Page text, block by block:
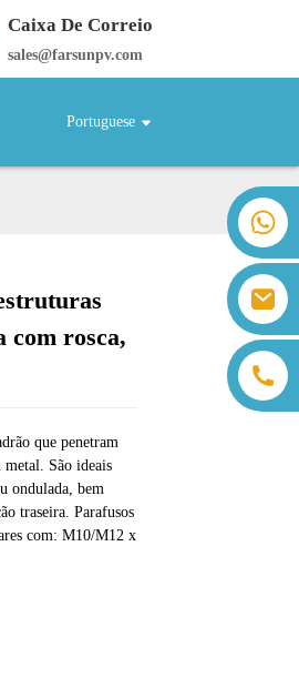
Caixa De Correio
sales@farsunpv.com
Portuguese
18806057002 Sanborn Guo
sales@farsunpv.com
Loading...
Loading...
com rosca,
que penetram
metal. São ideais
ondulada, bem
traseira. Parafusos
com: M10/M12 x